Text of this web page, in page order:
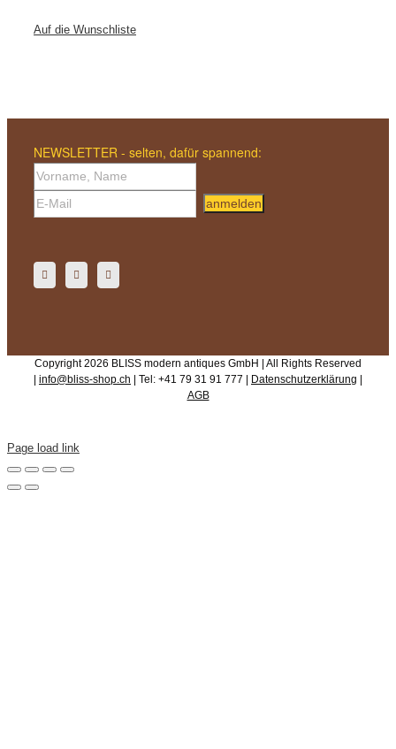
Auf die Wunschliste
NEWSLETTER - selten, dafür spannend:
anmelden
Copyright 2026 BLISS modern antiques GmbH | All Rights Reserved
| info@bliss-shop.ch | Tel: +41 79 31 91 777 | Datenschutzerklärung |
AGB
Page load link